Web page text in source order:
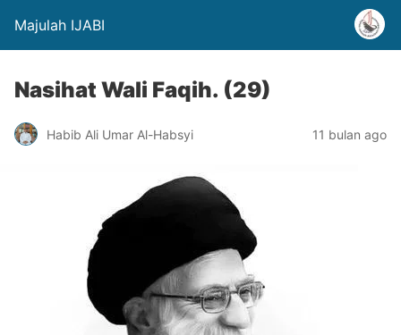
Majulah IJABI
Nasihat Wali Faqih. (29)
Habib Ali Umar Al-Habsyi 11 bulan ago